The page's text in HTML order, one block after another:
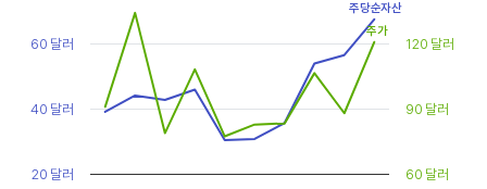
주가순자산배수는 자기자본이익률이 높을때와 낮을때에 따라 다르게 평가받습니다. 현재
ROE와 비슷한 ROE를 기록한 과거년도를 찾고, 그 당시 시장에서 평가 받은
주가순자산배수(PBR)를 확인해 현재 주가의 저평가 여부를 판단하는 것이 좋습니다.
The chart has 1 X axis displaying categories.
The chart has 2 Y axes displaying values, and values.
20 달러
40 달러
60 달러
60 달러
90 달러
120 달러
주당순자산
주가